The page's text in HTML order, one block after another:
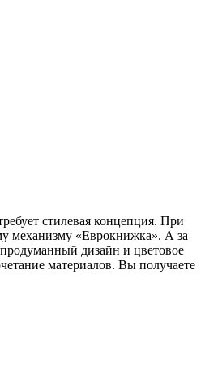
стилевая концепция. При
механизму «Еврокнижка». А за
дизайн и цветовое
материалов. Вы получаете